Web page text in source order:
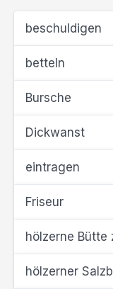
beschuldigen
betteln
Bursche
Dickwanst
eintragen
Friseur
hölzerne Bütte
hölzerner